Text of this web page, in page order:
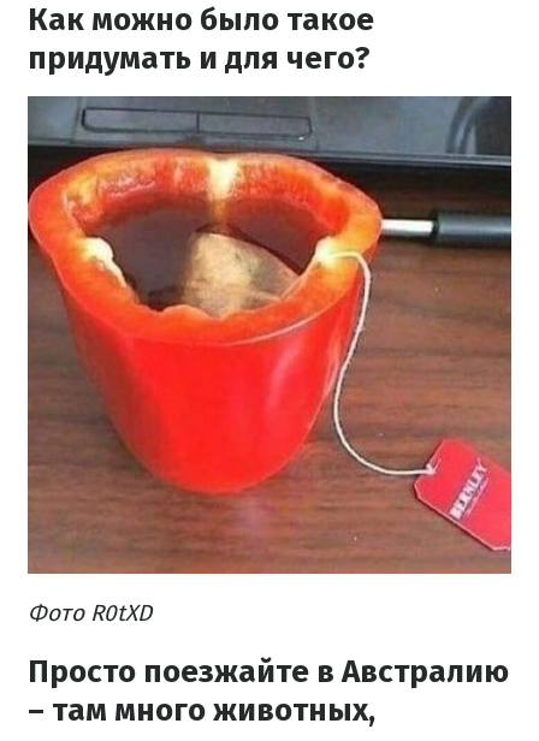
Как можно было такое
придумать и для чего?
Фото R0tXD
Просто поезжайте в Австралию
– там много животных,